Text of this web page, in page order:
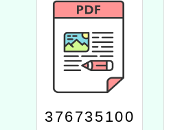
376735100